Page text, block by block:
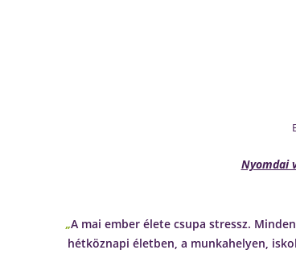
Nyomdai
„A mai ember élete csupa stressz.
hétköznapi életben, a munkahelyen,